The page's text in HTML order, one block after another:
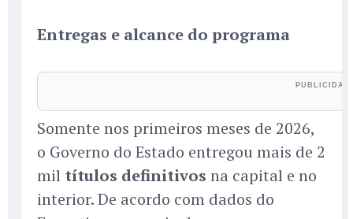
Entregas e alcance do programa
Somente nos primeiros meses de 2026,
o Governo do Estado entregou mais de 2
mil títulos definitivos na capital e no
interior. De acordo com dados do